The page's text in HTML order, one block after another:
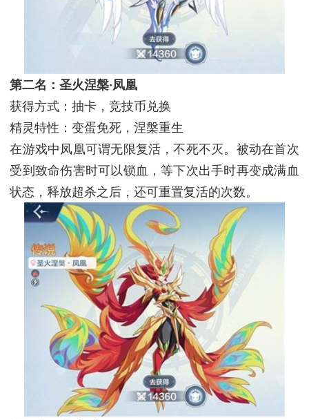
第二名：圣火涅槃·凤凰
获得方式：抽卡，竞技币兑换
精灵特性：变蛋免死，涅槃重生
在游戏中凤凰可谓无限复活，不死不灭。被动在首次
受到致命伤害时可以锁血，等下次出手时再变成满血
状态，释放超杀之后，还可重置复活的次数。